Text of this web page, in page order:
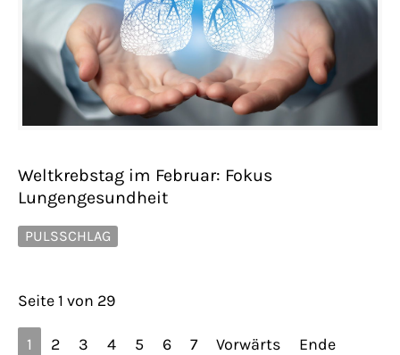
Weltkrebstag im Februar: Fokus
Lungengesundheit
PULSSCHLAG
Seite 1 von 29
1 2 3 4 5 6 7 Vorwärts Ende